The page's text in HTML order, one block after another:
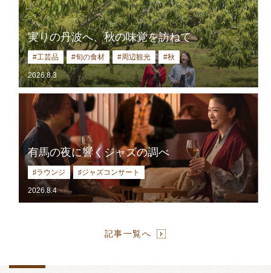
実りの丹波へ、秋の味覚を訪ねて
#工芸品 #旬の食材 #周辺観光 #秋
2026.8.3
有馬の夜に響くジャズの調べ
♯ラウンジ ♯ジャズコンサート
2026.8.4
記事一覧へ